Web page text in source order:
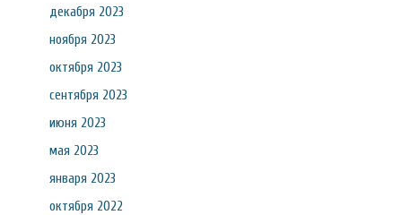
декабря 2023
ноября 2023
октября 2023
сентября 2023
июня 2023
мая 2023
января 2023
октября 2022